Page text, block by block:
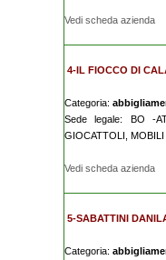
Vedi scheda azienda
4-IL FIOCCO DI
Categoria:
Sede legale: BO -
GIOCATTOLI, MOBILI
Vedi scheda azienda
5-SABATTINI
Categoria: